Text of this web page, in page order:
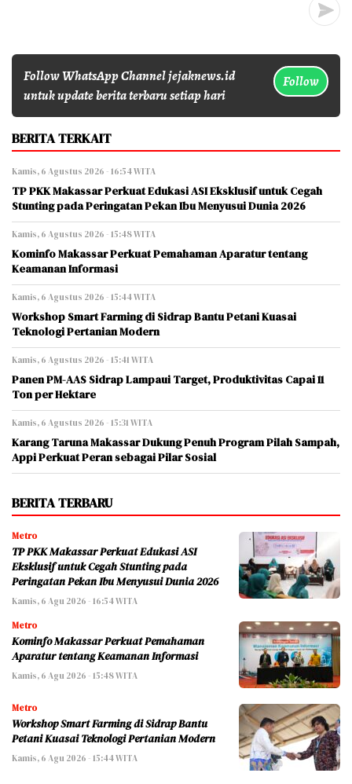
Follow WhatsApp Channel jejaknews.id
untuk update berita terbaru setiap hari
Follow
BERITA TERKAIT
Kamis, 6 Agustus 2026 - 16:54 WITA
TP PKK Makassar Perkuat Edukasi ASI Eksklusif untuk Cegah
Stunting pada Peringatan Pekan Ibu Menyusui Dunia 2026
Kamis, 6 Agustus 2026 - 15:48 WITA
Kominfo Makassar Perkuat Pemahaman Aparatur tentang
Keamanan Informasi
Kamis, 6 Agustus 2026 - 15:44 WITA
Workshop Smart Farming di Sidrap Bantu Petani Kuasai
Teknologi Pertanian Modern
Kamis, 6 Agustus 2026 - 15:41 WITA
Panen PM-AAS Sidrap Lampaui Target, Produktivitas Capai 11
Ton per Hektare
Kamis, 6 Agustus 2026 - 15:31 WITA
Karang Taruna Makassar Dukung Penuh Program Pilah Sampah,
Appi Perkuat Peran sebagai Pilar Sosial
BERITA TERBARU
Metro
TP PKK Makassar Perkuat Edukasi ASI
Eksklusif untuk Cegah Stunting pada
Peringatan Pekan Ibu Menyusui Dunia 2026
Kamis, 6 Agu 2026 - 16:54 WITA
Metro
Kominfo Makassar Perkuat Pemahaman
Aparatur tentang Keamanan Informasi
Kamis, 6 Agu 2026 - 15:48 WITA
Metro
Workshop Smart Farming di Sidrap Bantu
Petani Kuasai Teknologi Pertanian Modern
Kamis, 6 Agu 2026 - 15:44 WITA